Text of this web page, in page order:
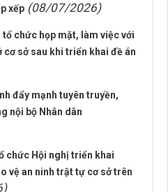
xếp (08/07/2026)
tổ chức họp mặt, làm việc với
cơ sở sau khi triển khai đề án
đẩy mạnh tuyên truyền,
nội bộ Nhân dân
chức Hội nghị triển khai
vệ an ninh trật tự cơ sở trên